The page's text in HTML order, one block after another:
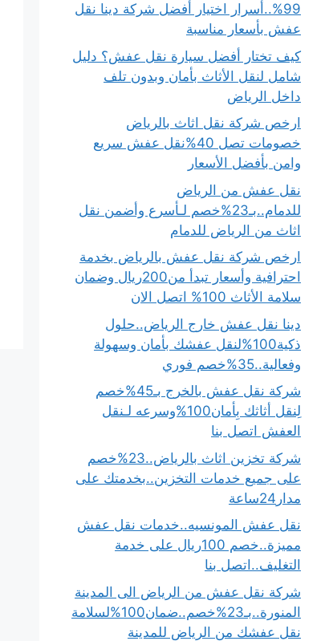
99%..أسرار اختيار أفضل شركة دينا نقل
عفش بأسعار مناسبة
كيف تختار أفضل سيارة نقل عفش؟ دليل
شامل لنقل الأثاث بأمان وبدون تلف
داخل الرياض
ارخص شركة نقل اثاث بالرياض
خصومات تصل 40%نقل عفش سريع
وامن بأفضل الأسعار
نقل عفش من الرياض
للدمام..بـ23%خصم لـأسرع وأضمن نقل
اثاث من الرياض للدمام
ارخص شركة نقل عفش بالرياض بخدمة
احترافية وأسعار تبدأ من200ريال وضمان
سلامة الأثاث 100% اتصل الان
دينا نقل عفش خارج الرياض..حلول
ذكية100%لنقل عفشك بأمان وسهولة
وفعالية..35%خصم فوري
شركة نقل عفش بالخرج بـ45%خصم
لِنقل أثاثك بِأمان100%وسرعه لـنقل
العفش اتصل بنا
شركة تخزين اثاث بالرياض..23%خصم
على جميع خدمات التخزين..بخدمتك على
مدار24ساعة
نقل عفش المونسيه..خدمات نقل عفش
مميزة..خصم 100ريال على خدمة
التغليف..اتصل بنا
شركة نقل عفش من الرياض الى المدينة
المنورة..بـ23%خصم..ضمان100%لسلامة
نقل عفشك من الرياض للمدينة